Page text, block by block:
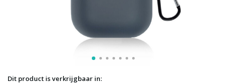
Dit product is verkrijgbaar in: